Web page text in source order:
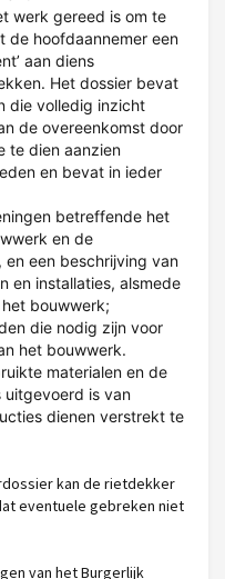
werk gereed is om te
de hoofdaannemer een
aan diens
Het dossier bevat
die volledig inzicht
de overeenkomst door
te dien aanzien
en bevat in ieder
betreffende het
en de
en een beschrijving van
en installaties, alsmede
bouwwerk;
die nodig zijn voor
het bouwwerk.
materialen en de
uitgevoerd is van
dienen verstrekt te
kan de rietdekker
eventuele gebreken niet
van het Burgerlijk